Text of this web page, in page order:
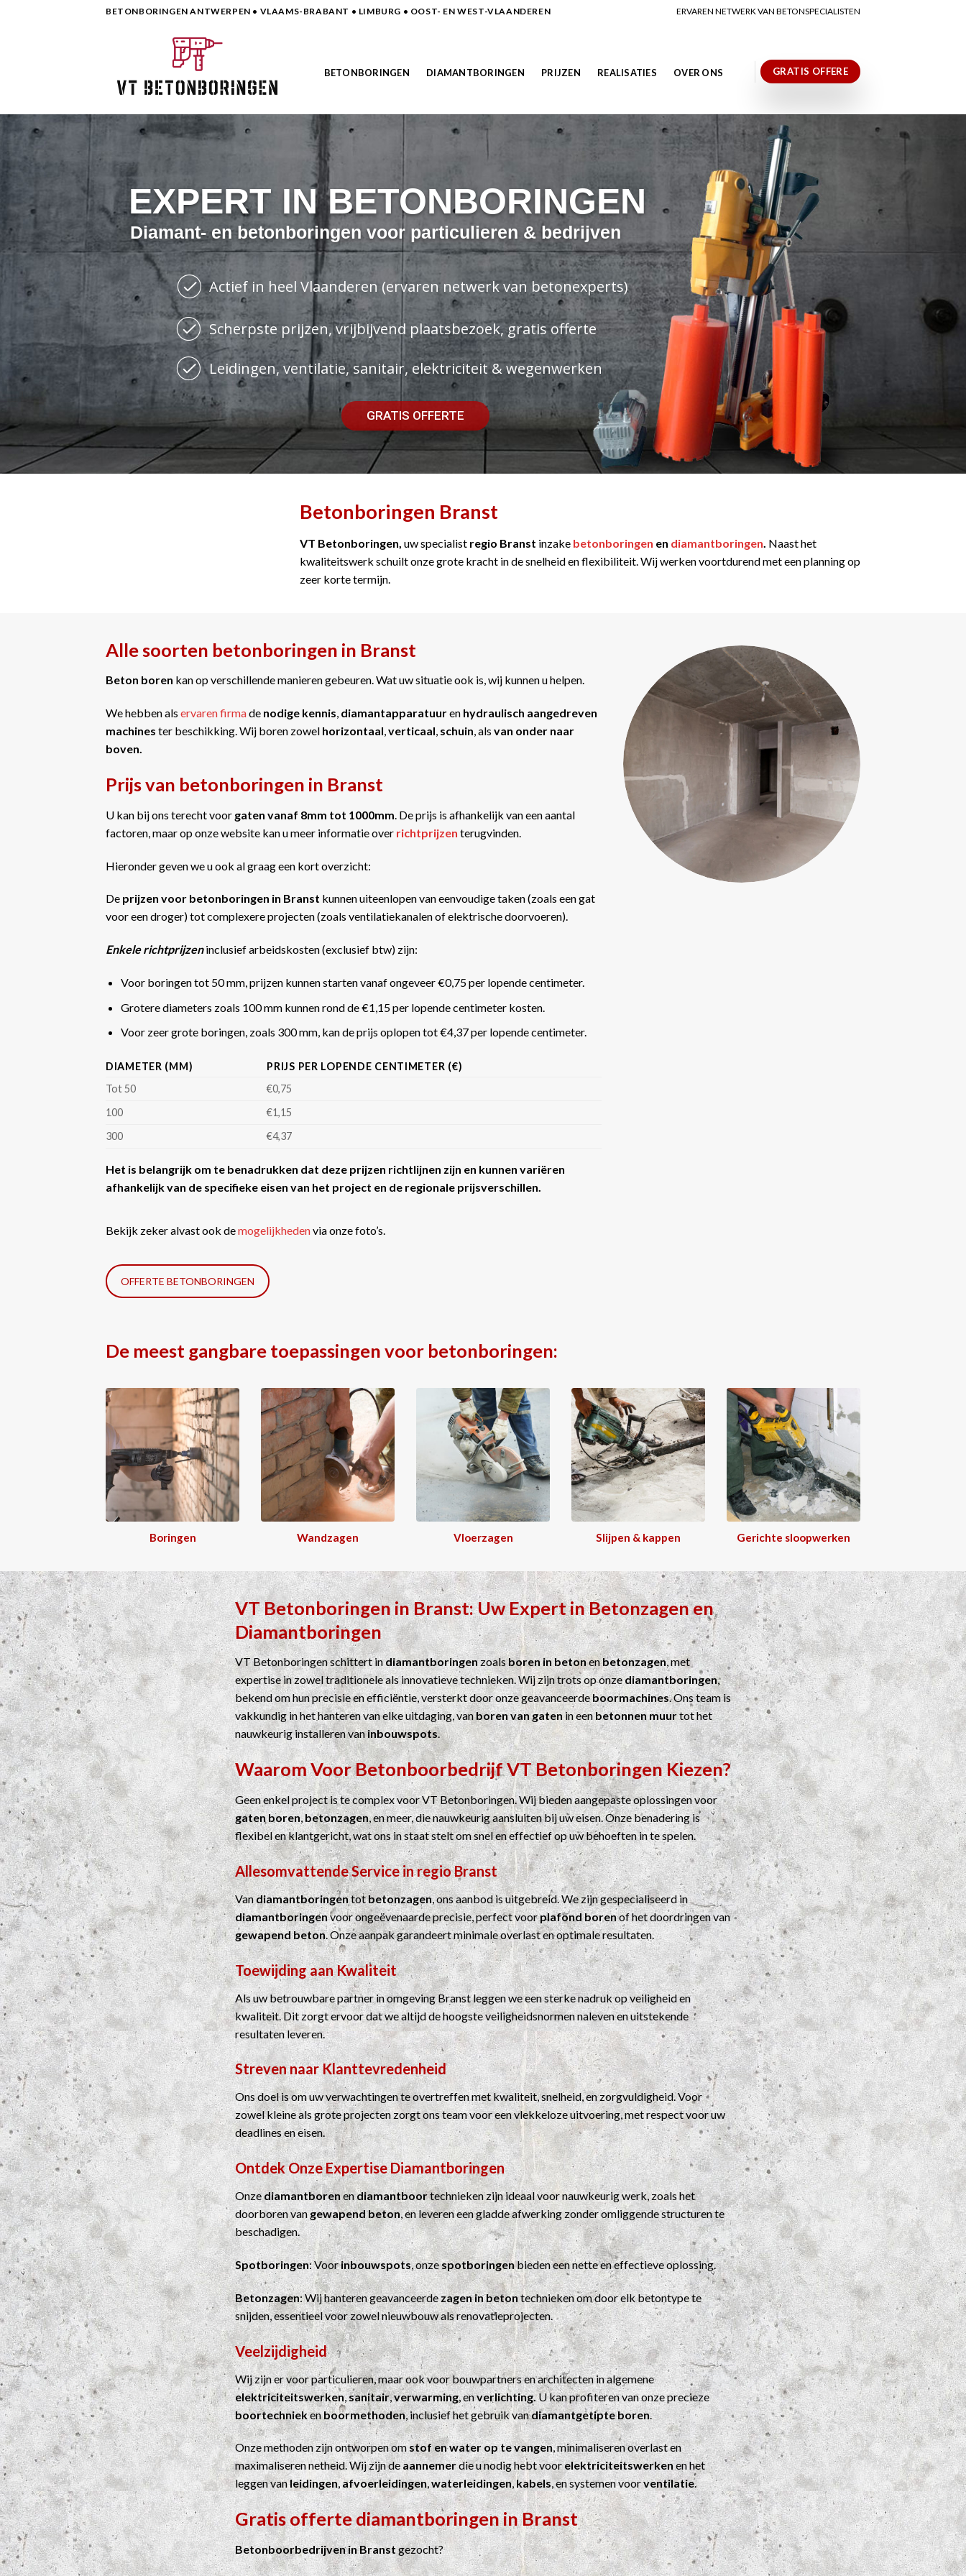
BETONBORINGEN ANTWERPEN • VLAAMS-BRABANT • LIMBURG • OOST- EN WEST-VLAANDEREN ERVAREN NETWERK VAN BETONSPECIALISTEN
BETONBORINGEN DIAMANTBORINGEN PRIJZEN REALISATIES OVER ONS GRATIS OFFERE
EXPERT IN BETONBORINGEN
Diamant- en betonboringen voor particulieren & bedrijven
Actief in heel Vlaanderen (ervaren netwerk van betonexperts)
Scherpste prijzen, vrijbijvend plaatsbezoek, gratis offerte
Leidingen, ventilatie, sanitair, elektriciteit & wegenwerken
GRATIS OFFERTE
Betonboringen Branst
VT Betonboringen, uw specialist regio Branst inzake betonboringen en diamantboringen Naast het
kwaliteitswerk schuilt onze grote kracht in de snelheid en flexibiliteit. Wij werken voortdurend met een planning op
zeer korte termijn.
Alle soorten betonboringen in Branst
Beton boren kan op verschillende manieren gebeuren. Wat uw situatie ook is, wij kunnen u helpen.
We hebben als ervaren firmade nodige kennis, diamantapparatuuren hydraulisch aangedreven
machines ter beschikking. Wij boren zowel horizontaal,verticaal, schuin, als van onder naar
boven.
Prijs van betonboringen in Branst
U kan bij ons terecht voor gaten vanaf 8mm tot 1000mm . De prijs is afhankelijk van een aantal
factoren, maar op onze website kan u meer informatie over richtprijzen terugvinden.
Hieronder geven we u ook al graag een kort overzicht:
De prijzen voor betonboringen in Branst kunnen uiteenlopen van eenvoudige taken (zoals een gat
voor een droger) tot complexere projecten (zoals ventilatiekanalen of elektrische doorvoeren).
Enkele richtprijzeninclusief arbeidskosten (exclusief btw) zijn:
Voor boringen tot 50 mm, prijzen kunnen starten vanaf ongeveer €0,75 per lopende centimeter.
Grotere diameters zoals 100 mm kunnen rond de €1,15 per lopende centimeter kosten.
Voor zeer grote boringen, zoals 300 mm, kan de prijs oplopen tot €4,37 per lopende centimeter​​.
DIAMETER (MM)
PRIJS PER LOPENDE CENTIMETER (€)
Tot 50
€0,75
100
€1,15
300
€4,37
Het is belangrijk om te benadrukken dat deze prijzen richtlijnen zijn en kunnen variëren
afhankelijk van de specifieke eisen van het project en de regionale prijsverschillen.
Bekijk zeker alvast ook demogelijkhedenvia onze foto’s.
OFFERTE BETONBORINGEN
De meest gangbare toepassingen voor betonboringen:
Boringen Wandzagen Vloerzagen Slijpen & kappen Gerichte sloopwerken
VT BetonboringeninBranst: Uw Expert inBetonzagenen
Diamantboringen
VT Betonboringen schittert indiamantboringenzoalsboren in betonenbetonzagen, met
expertise in zowel traditionele als innovatieve technieken. Wij zijn trots op onzediamantboringen,
bekend om hun precisie en efficiëntie, versterkt door onze geavanceerdeboormachines. Ons team is
vakkundig in het hanteren van elke uitdaging, vanboren van gatenin eenbetonnen muurtot het
nauwkeurig installeren vaninbouwspots.
Waarom VoorBetonboorbedrijfVT Betonboringen Kiezen?
Geen enkel project is te complex voor VT Betonboringen. Wij bieden aangepaste oplossingen voor
gaten boren,betonzagen, en meer, die nauwkeurig aansluiten bij uw eisen. Onze benadering is
flexibel en klantgericht, wat ons in staat stelt om snel en effectief op uw behoeften in te spelen.
Allesomvattende Service in regio Branst
Vandiamantboringentotbetonzagen, ons aanbod is uitgebreid. We zijn gespecialiseerd in
diamantboringenvoor ongeëvenaarde precisie, perfect voorplafond borenof het doordringen van
gewapend beton. Onze aanpak garandeert minimale overlast en optimale resultaten.
Toewijding aan Kwaliteit
Als uw betrouwbare partner in omgeving Branst leggen we een sterke nadruk op veiligheid en
kwaliteit. Dit zorgt ervoor dat we altijd de hoogste veiligheidsnormen naleven en uitstekende
resultaten leveren.
Streven naar Klanttevredenheid
Ons doel is om uw verwachtingen te overtreffen met kwaliteit, snelheid, en zorgvuldigheid. Voor
zowel kleine als grote projecten zorgt ons team voor een vlekkeloze uitvoering, met respect voor uw
deadlines en eisen.
Ontdek Onze ExpertiseDiamantboringen
Onzediamantborenendiamantboortechnieken zijn ideaal voor nauwkeurig werk, zoals het
doorboren vangewapend beton, en leveren een gladde afwerking zonder omliggende structuren te
beschadigen.
Spotboringen: Voorinbouwspots, onzespotboringenbieden een nette en effectieve oplossing.
Betonzagen: Wij hanteren geavanceerdezagen in betontechnieken om door elk betontype te
snijden, essentieel voor zowel nieuwbouw als renovatieprojecten.
Veelzijdigheid
Wij zijn er voor particulieren, maar ook voor bouwpartners en architecten in algemene
elektriciteitswerken,sanitair,verwarming, enverlichting.U kan profiteren van onze precieze
boortechniekenboormethoden, inclusief het gebruik vandiamantgetipte boren.
Onze methoden zijn ontworpen om stof en water op te vangen, minimaliseren overlast en
maximaliseren netheid. Wij zijn deaannemerdie u nodig hebt voorelektriciteitswerkenen het
leggen vanleidingen,afvoerleidingen,waterleidingen,kabels, en systemen voorventilatie.
Gratis offerte diamantboringen in Branst
Betonboorbedrijven in Branstgezocht?